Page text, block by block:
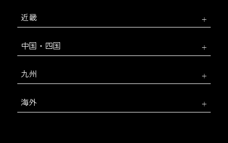
近畿
中国・四国
九州
海外